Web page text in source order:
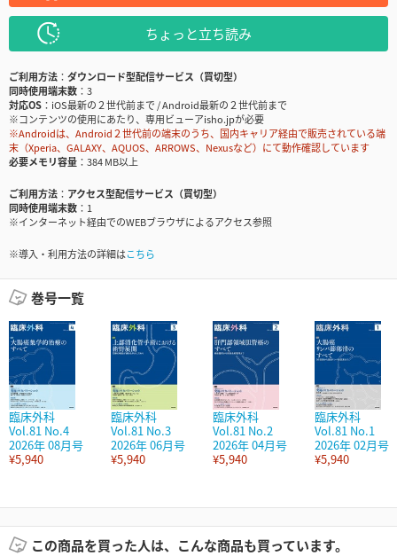
ちょっと立ち読み
ご利用方法
ダウンロード型配信サービス（買切型）
同時使用端末数
3
対応OS
iOS最新の２世代前まで / Android最新の２世代前まで
※コンテンツの使用にあたり、専用ビューアisho.jpが必要
※Androidは、Android２世代前の端末のうち、国内キャリア経由で販売されている端
末（Xperia、GALAXY、AQUOS、ARROWS、Nexusなど）にて動作確認しています
必要メモリ容量
384 MB以上
ご利用方法
アクセス型配信サービス（買切型）
同時使用端末数
1
※インターネット経由でのWEBブラウザによるアクセス参照
※導入・利用方法の詳細はこちら
巻号一覧
臨床外科
Vol.81 No.4
2026年 08月号
¥5,940
臨床外科
Vol.81 No.3
2026年 06月号
¥5,940
臨床外科
Vol.81 No.2
2026年 04月号
¥5,940
臨床外科
Vol.81 No.1
2026年 02月号
¥5,940
この商品を買った人は、こんな商品も買っています。